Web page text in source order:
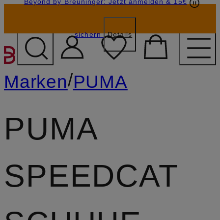
ZUM HAUPTINHALT
sichern Details
GESCHENK20
Marken/PUMA
PUMA
SPEEDCAT